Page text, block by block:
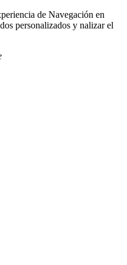
de Navegación en
personalizados y nalizar el